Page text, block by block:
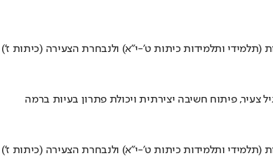
(תלמידי ותלמידות כיתות ט'-י"א) ולנבחרת הצעירה (כיתות ז')
צעיר, פיתוח חשיבה יצירתית ויכולת פתרון בעיות ברמה
(תלמידי ותלמידות כיתות ט'-י"א) ולנבחרת הצעירה (כיתות ז')